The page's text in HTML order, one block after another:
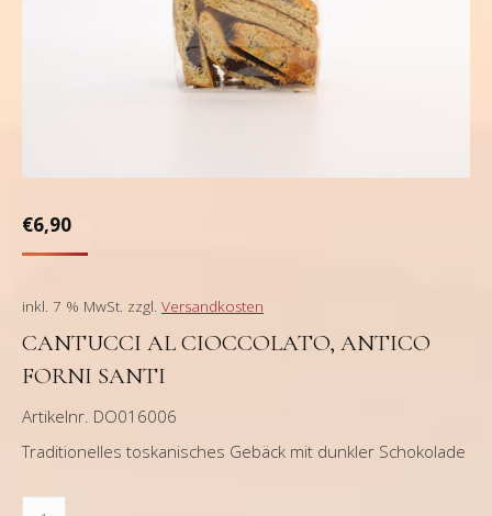
€6,90
inkl. 7 % MwSt. zzgl. Versandkosten
CANTUCCI AL CIOCCOLATO, ANTICO
FORNI SANTI
Artikelnr. DO016006
Traditionelles toskanisches Gebäck mit dunkler Schokolade